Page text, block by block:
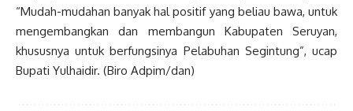
“Mudah-mudahan banyak hal positif yang beliau bawa, untuk
mengembangkan dan membangun Kabupaten Seruyan,
khususnya untuk berfungsinya Pelabuhan Segintung”, ucap
Bupati Yulhaidir. (Biro Adpim/dan)